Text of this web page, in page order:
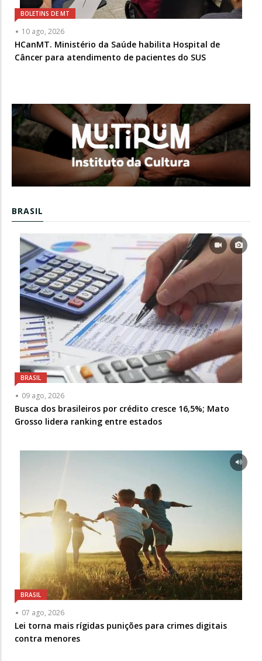
BOLETINS DE MT
10 ago, 2026
HCanMT. Ministério da Saúde habilita Hospital de
Câncer para atendimento de pacientes do SUS
BRASIL
BRASIL
09 ago, 2026
Busca dos brasileiros por crédito cresce 16,5%; Mato
Grosso lidera ranking entre estados
BRASIL
07 ago, 2026
Lei torna mais rígidas punições para crimes digitais
contra menores